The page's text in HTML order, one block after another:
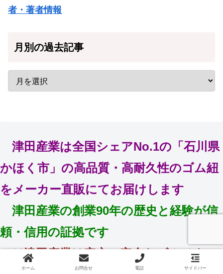
者・著者情報
月別の過去記事
津田産業は全国シェアNo.1の「石川県
かほく市」の高品質・高耐久性のゴム紐
をメーカー直販にてお届けします
津田産業の創業90年の歴史と経験が信
頼・信用の証拠です
㈲津田産業は安心・安全なゴムひもの
ホーム お問合せ 電話 サイドバー